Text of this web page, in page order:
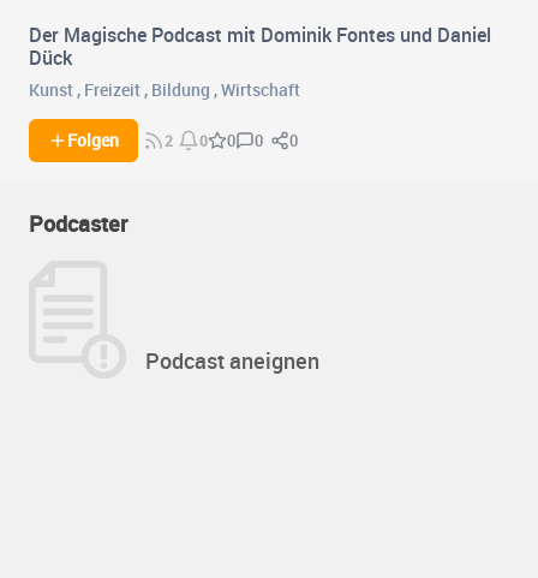
Der Magische Podcast mit Dominik Fontes und Daniel
Dück
Kunst , Freizeit , Bildung ,Wirtschaft
Folgen 2 0 0 0 0
Podcaster
Podcast aneignen